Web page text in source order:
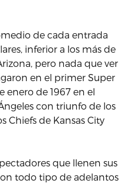
de cada entrada
inferior a los más de
pero nada que ver
en el primer Super
enero de 1967 en el
con triunfo de los
Chiefs de Kansas City
que llenen sus
todo tipo de adelantos